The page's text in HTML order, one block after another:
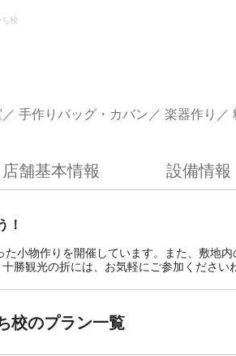
校
手作りバッグ・カバン 楽器作り
店舗基本情報 設備情報
！
小物作りを開催しています。また、敷地
勝観光の折には、お気軽にご参加ください
校のプラン一覧